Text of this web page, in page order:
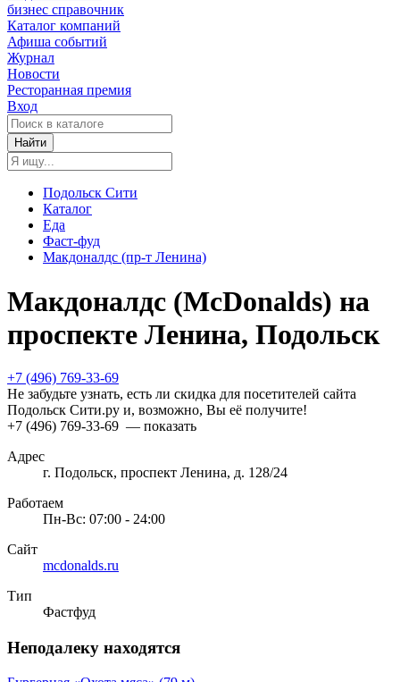
бизнес справочник
Каталог компаний
Афиша событий
Журнал
Новости
Ресторанная премия
Вход
Найти
Подольск Сити
Каталог
Еда
Фаст-фуд
Макдоналдс (пр-т Ленина)
Макдоналдс (McDonalds) на
проспекте Ленина, Подольск
+7 (496) 769-33-69
Не забудьте узнать, есть ли скидка для посетителей сайта
Подольск Сити.ру и, возможно, Вы её получите!
+7 (496) 769-33-69 — показать
Адрес
г. Подольск, проспект Ленина, д. 128/24
Работаем
Пн-Вс: 07:00 - 24:00
Сайт
mcdonalds.ru
Тип
Фастфуд
Неподалеку находятся